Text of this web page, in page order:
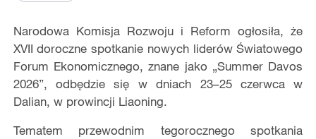
Narodowa Komisja Rozwoju i Reform ogłosiła, że
XVII doroczne spotkanie nowych liderów Światowego
Forum Ekonomicznego, znane jako „Summer Davos
2026”, odbędzie się w dniach 23–25 czerwca w
Dalian, w prowincji Liaoning.
Tematem przewodnim tegorocznego spotkania